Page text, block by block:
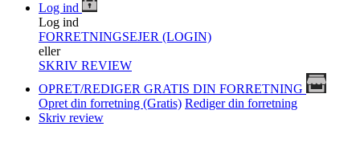
Log ind
Log ind
FORRETNINGSEJER (LOGIN)
eller
SKRIV REVIEW
OPRET/REDIGER GRATIS DIN FORRETNING
Opret din forretning (Gratis) Rediger din forretning
Skriv review